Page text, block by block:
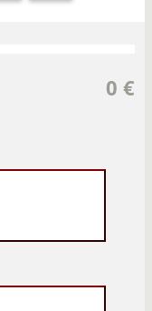
0 €